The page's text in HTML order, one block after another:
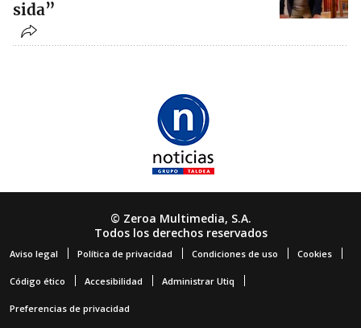
sida”
© Zeroa Multimedia, S.A.
Todos los derechos reservados
Aviso legal Política de privacidad Condiciones de uso Cookies
Código ético Accesibilidad Administrar Utiq
Preferencias de privacidad